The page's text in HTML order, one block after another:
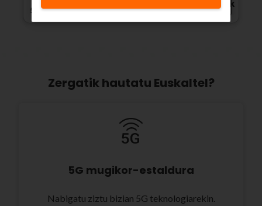
5G Estaldura
Ikusi xehetasunak
Zergatik hautatu Euskaltel?
5G mugikor-estaldura
Nabigatu ziztu bizian 5G teknologiarekin.